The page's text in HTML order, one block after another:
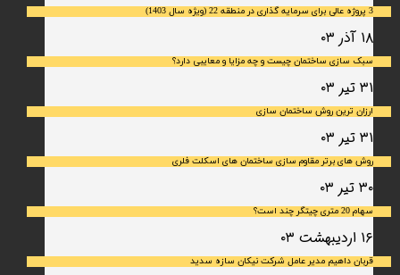
3 پروژه عالی برای سرمایه گذاری در منطقه 22 (ویژه سال 1403)
۱۸ آذر ۰۳
سبک سازی ساختمان چیست و چه مزایا و معایبی دارد؟
۳۱ تیر ۰۳
ارزان ترین روش ساختمان سازی
۳۱ تیر ۰۳
روش های برتر مقاوم سازی ساختمان های اسکلت فلری
۳۰ تیر ۰۳
سهام 20 متری چیتگر چند است؟
۱۶ اردیبهشت ۰۳
قربان داهیم مدیر عامل شرکت نیکان سازه سدید